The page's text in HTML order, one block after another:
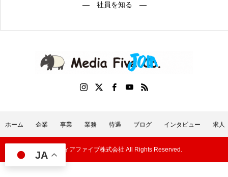
― 社員を知る ―
ホーム 企業 事業 業務 待遇 ブログ インタビュー 求人
©メディアファイブ株式会社 All Rights Reserved.
JA